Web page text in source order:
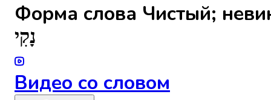
Форма слова Чистый;
נָקִי
Видео со словом